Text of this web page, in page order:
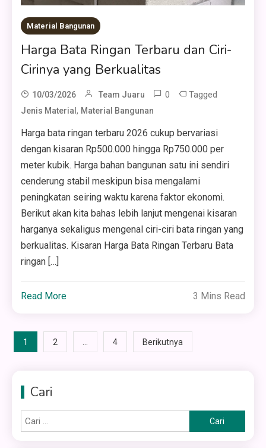
Material Bangunan
Harga Bata Ringan Terbaru dan Ciri-
Cirinya yang Berkualitas
10/03/2026 Team Juaru 0 Tagged
Jenis Material, Material Bangunan
Harga bata ringan terbaru 2026 cukup bervariasi
dengan kisaran Rp500.000 hingga Rp750.000 per
meter kubik. Harga bahan bangunan satu ini sendiri
cenderung stabil meskipun bisa mengalami
peningkatan seiring waktu karena faktor ekonomi.
Berikut akan kita bahas lebih lanjut mengenai kisaran
harganya sekaligus mengenal ciri-ciri bata ringan yang
berkualitas. Kisaran Harga Bata Ringan Terbaru Bata
ringan […]
Read More 3 Mins Read
Paginasi
1 2 … 4 Berikutnya
Cari
untuk: